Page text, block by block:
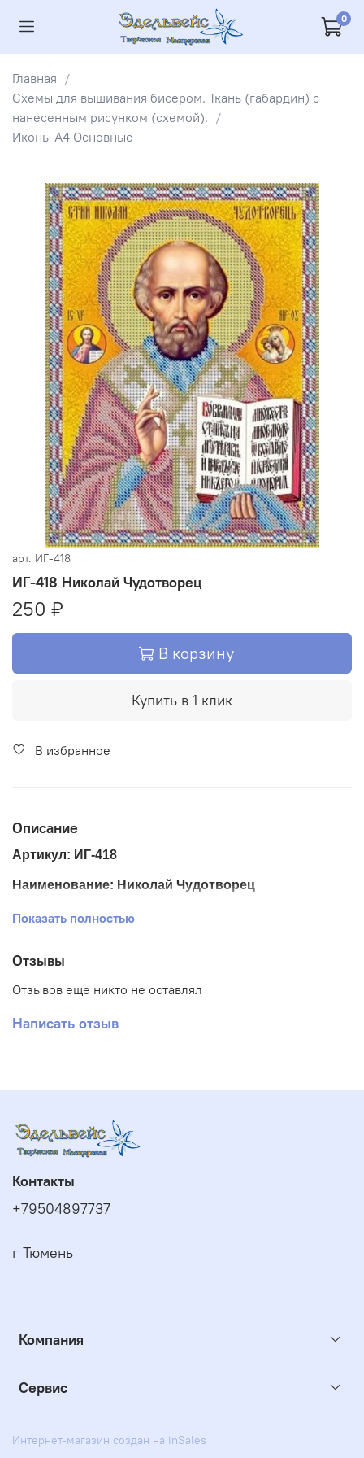
0
Главная
Схемы для вышивания бисером. Ткань (габардин) с
нанесенным рисунком (схемой).
Иконы А4 Основные
арт. ИГ-418
ИГ-418 Николай Чудотворец
250 ₽
В корзину
Купить в 1 клик
В избранное
Описание
Артикул: ИГ-418
Наименование: Николай Чудотворец
Размер ткани 25*33 см.
Показать полностью
Отзывы
Отзывов еще никто не оставлял
Написать отзыв
Компания
Сервис
Контакты
+79504897737
г Тюмень
Интернет-магазин создан на inSales